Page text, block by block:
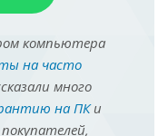
компьютера
на часто
много
на ПКи